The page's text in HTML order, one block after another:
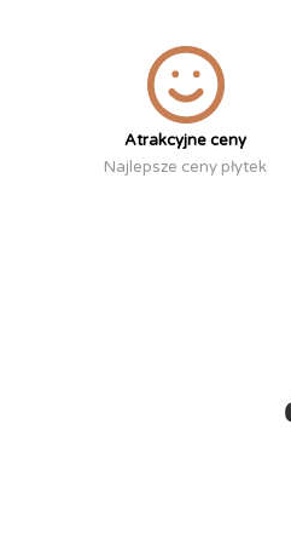
Atrakcyjne ceny
Najlepsze ceny płytek